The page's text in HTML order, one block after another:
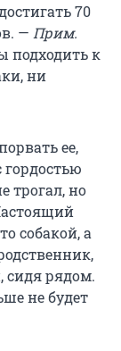
70
— Прим.
подходить к
ни
ее,
трогал, но
собакой, а
сидя рядом.
не будет